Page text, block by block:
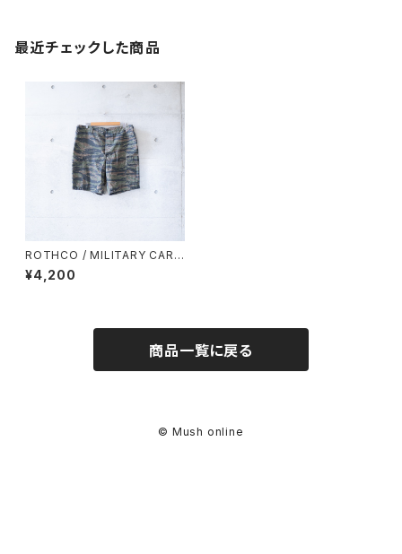
最近チェックした商品
ROTHCO / MILITARY CARG
O SHORT PANTS (used)
¥4,200
商品一覧に戻る
© Mush online